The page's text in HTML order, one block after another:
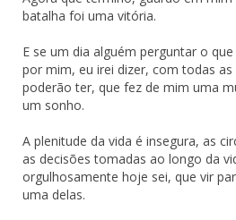
batalha foi uma vitória.
E se um dia alguém perguntar o
por mim, eu irei dizer, com todas
poderão ter, que fez de mim uma
um sonho.
A plenitude da vida é insegura, as
as decisões tomadas ao longo da
orgulhosamente hoje sei, que vir
uma delas.